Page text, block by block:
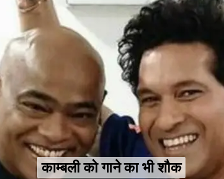
काम्बली को गाने का भी शौक
काम्बली को गाने का भी शौक